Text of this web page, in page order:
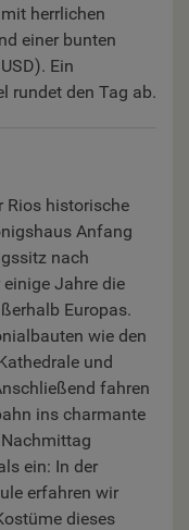
herrlichen
einer bunten
Ein
rundet den Tag ab.
Rios historische
Anfang
nach
Jahre die
Europas.
wie den
und
fahren
ins charmante
ein: In der
erfahren wir
dieses